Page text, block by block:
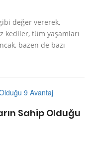
değer vererek,
kediler, tüm yaşamları
bazen de bazı
Sahip Olduğu